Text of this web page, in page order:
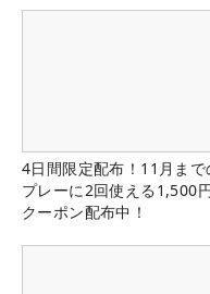
4日間限定配布！11月まで
プレーに2回使える1,500
クーポン配布中！